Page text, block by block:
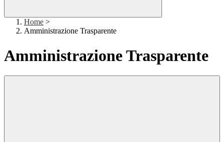
Home >
Amministrazione Trasparente
Amministrazione Trasparente